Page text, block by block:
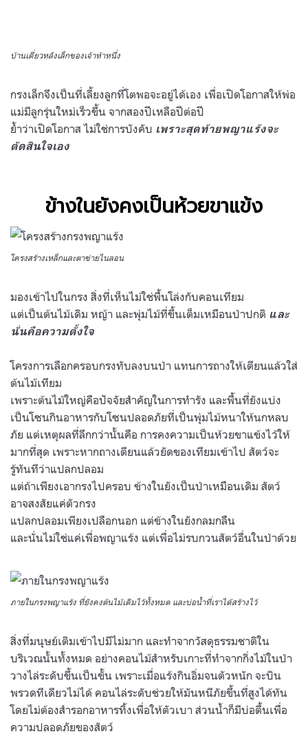
บ้านเดี่ยวหลังเล็กของเจ้าห้าหนึ่ง
กรงเล็กจึงเป็นที่เลี้ยงลูกที่โตพอจะอยู่ได้เอง เพื่อเปิดโอกาสให้พ่อ
แม่มีลูกรุ่นใหม่เร็วขึ้น จากสองปีเหลือปีต่อปี
ย้ำว่าเปิดโอกาส ไม่ใช่การบังคับ เพราะสุดท้ายพญาแร้งจะ
ตัดสินใจเอง
ข้างในยังคงเป็นห้วยขาแข้ง
โครงสร้างเหล็กและตาข่ายไนลอน
มองเข้าไปในกรง สิ่งที่เห็นไม่ใช่พื้นโล่งกับคอนเทียม
แต่เป็นต้นไม้เดิม หญ้า และพุ่มไม้ที่ขึ้นเต็มเหมือนป่าปกติ และ
นั่นคือความตั้งใจ
โครงการเลือกครอบกรงทับลงบนป่า แทนการถางให้เตียนแล้วใส่
ต้นไม้เทียม
เพราะต้นไม้ใหญ่คือปัจจัยสำคัญในการทำรัง และพื้นที่ยังแบ่ง
เป็นโซนกินอาหารกับโซนปลอดภัยที่เป็นพุ่มไม้หนาให้นกหลบ
ภัย แต่เหตุผลที่ลึกกว่านั้นคือ การคงความเป็นห้วยขาแข้งไว้ให้
มากที่สุด เพราะหากถางเตียนแล้วยัดของเทียมเข้าไป สัตว์จะ
รู้ทันทีว่าแปลกปลอม
แต่ถ้าเพียงเอากรงไปครอบ ข้างในยังเป็นป่าเหมือนเดิม สัตว์
อาจสงสัยแค่ตัวกรง
แปลกปลอมเพียงเปลือกนอก แต่ข้างในยังกลมกลืน
และนั่นไม่ใช่แค่เพื่อพญาแร้ง แต่เพื่อไม่รบกวนสัตว์อื่นในป่าด้วย
ภายในกรงพญาแร้ง ที่ยังคงต้นไม้เดิมไว้ทั้งหมด และบ่อน้ำที่เราได้สร้างไว้
สิ่งที่มนุษย์เติมเข้าไปมีไม่มาก และทำจากวัสดุธรรมชาติใน
บริเวณนั้นทั้งหมด อย่างคอนไม้สำหรับเกาะที่ทำจากกิ่งไม้ในป่า
วางไล่ระดับขึ้นเป็นขั้น เพราะเมื่อแร้งกินอิ่มจนตัวหนัก จะบิน
พรวดทีเดียวไม่ได้ คอนไล่ระดับช่วยให้มันหนีภัยขึ้นที่สูงได้ทัน
โดยไม่ต้องสำรอกอาหารทิ้งเพื่อให้ตัวเบา ส่วนน้ำก็มีบ่อตื้นเพื่อ
ความปลอดภัยของสัตว์